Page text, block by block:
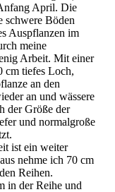
April. Die
schwere Böden
Auspflanzen im
meine
Arbeit. Mit einer
cm tiefes Loch,
an den
an und wässere
der Größe der
und normalgroße
ist ein weiter
nehme ich 70 cm
Reihen.
in der Reihe und